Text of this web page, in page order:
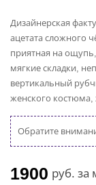
Дизайнерская
ацетата сложного
приятная на
мягкие складки,
вертикальный
женского
Обратите
1900 руб. за